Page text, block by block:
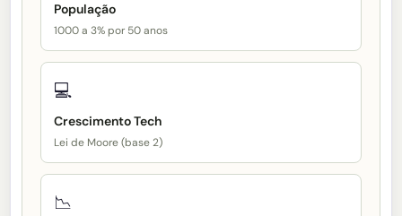
População
1000 a 3% por 50 anos
💻
Crescimento Tech
Lei de Moore (base 2)
📉